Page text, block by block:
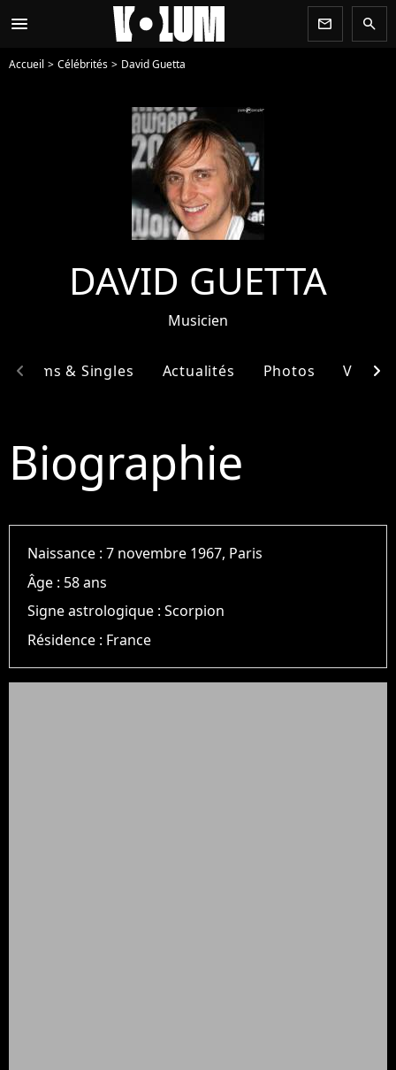
menu newsletter search
Accueil Célébrités David Guetta
DAVID GUETTA
Musicien
Albums & Singles Actualités Photos Vidéos
chevron_left chevron_right
Biographie
Naissance :7 novembre 1967, Paris
Âge : 58 ans
Signe astrologique :Scorpion
Résidence : France